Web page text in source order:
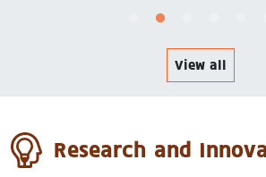
View all
Research and